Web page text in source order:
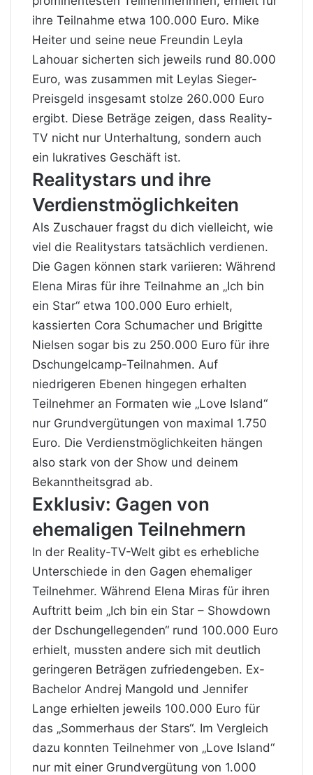
ihre Teilnahme etwa 100.000 Euro. Mike
Heiter und seine neue Freundin Leyla
Lahouar sicherten sich jeweils rund 80.000
Euro, was zusammen mit Leylas Sieger-
Preisgeld insgesamt stolze 260.000 Euro
ergibt. Diese Beträge zeigen, dass Reality-
TV nicht nur Unterhaltung, sondern auch
ein lukratives Geschäft ist.
Realitystars und ihre
Verdienstmöglichkeiten
Als Zuschauer fragst du dich vielleicht, wie
viel die Realitystars tatsächlich verdienen.
Die Gagen können stark variieren: Während
Elena Miras für ihre Teilnahme an „Ich bin
ein Star“ etwa 100.000 Euro erhielt,
kassierten Cora Schumacher und Brigitte
Nielsen sogar bis zu 250.000 Euro für ihre
Dschungelcamp-Teilnahmen. Auf
niedrigeren Ebenen hingegen erhalten
Teilnehmer an Formaten wie „Love Island“
nur Grundvergütungen von maximal 1.750
Euro. Die Verdienstmöglichkeiten hängen
also stark von der Show und deinem
Bekanntheitsgrad ab.
Exklusiv: Gagen von
ehemaligen Teilnehmern
In der Reality-TV-Welt gibt es erhebliche
Unterschiede in den Gagen ehemaliger
Teilnehmer. Während Elena Miras für ihren
Auftritt beim „Ich bin ein Star – Showdown
der Dschungellegenden“ rund 100.000 Euro
erhielt, mussten andere sich mit deutlich
geringeren Beträgen zufriedengeben. Ex-
Bachelor Andrej Mangold und Jennifer
Lange erhielten jeweils 100.000 Euro für
das „Sommerhaus der Stars“. Im Vergleich
dazu konnten Teilnehmer von „Love Island“
nur mit einer Grundvergütung von 1.000